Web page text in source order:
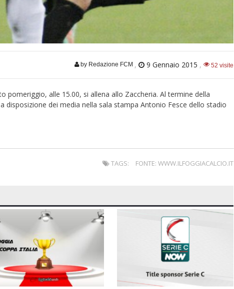
by Redazione FCM , 9 Gennaio 2015 , 52 visite
pomeriggio, alle 15.00, si allena allo Zaccheria. Al termine della
disposizione dei media nella sala stampa Antonio Fesce dello stadio
TAGS: FONTE: WWW.ILFOGGIACALCIO.IT